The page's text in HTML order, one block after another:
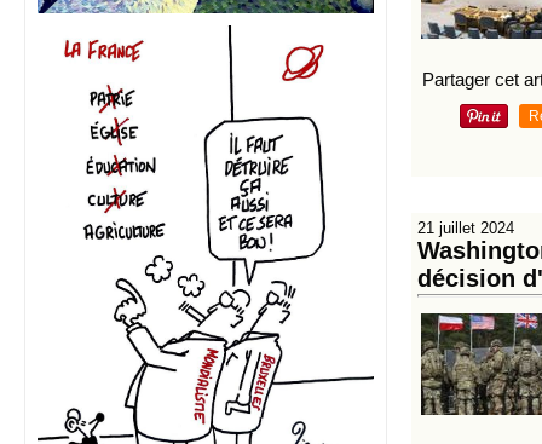
Partager cet
21 juillet 2024
décision